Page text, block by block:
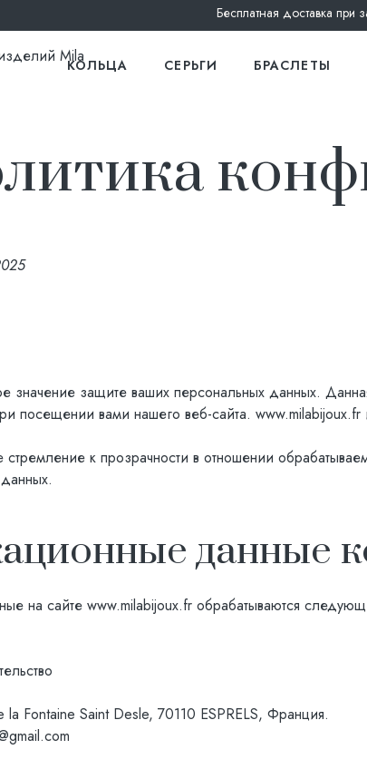
Бесплатная доставка при
КОЛЬЦА СЕРЬГИ БРАСЛЕТЫ
защите ваших персональных данных.
посещении вами нашего веб-сайта. www.milabijoux.fr
стремление к прозрачности в отношении
данные
на сайте www.milabijoux.fr обрабатываются
Fontaine Saint Desle, 70110 ESPRELS, Франция.